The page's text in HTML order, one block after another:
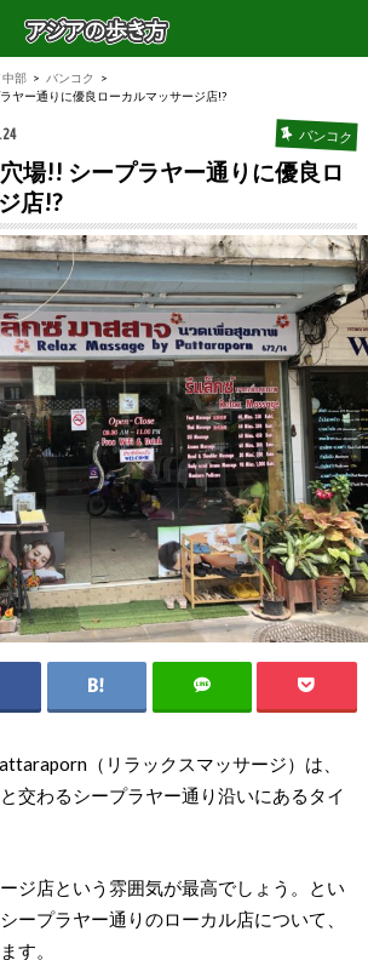
中部
バンコク
ヤー通りに優良ローカルマッサージ店!?
バンコク
場!! シープラヤー通りに優良ロ
店!?
（リラックスマッサージ）は、
交わるシープラヤー通り沿いにあるタイ
ジ店という雰囲気が最高でしょう。とい
ープラヤー通りのローカル店について、
す。